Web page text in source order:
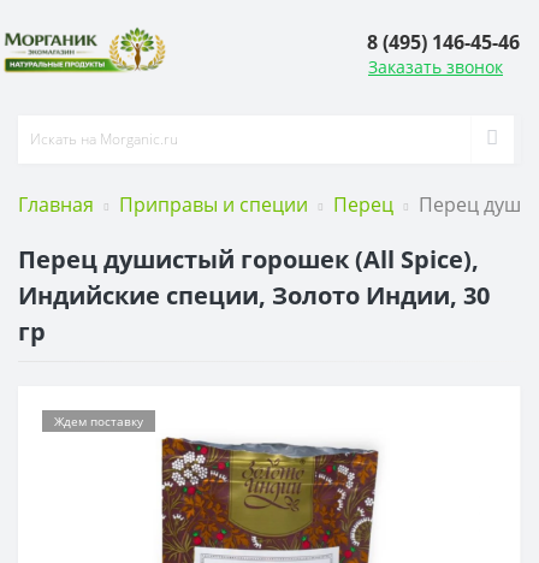
8 (495) 146-45-46
Заказать звонок
Главная Приправы и специи Перец Перец
Перец душистый горошек (All Spice),
Индийские специи, Золото Индии, 30
гр
Ждем поставку